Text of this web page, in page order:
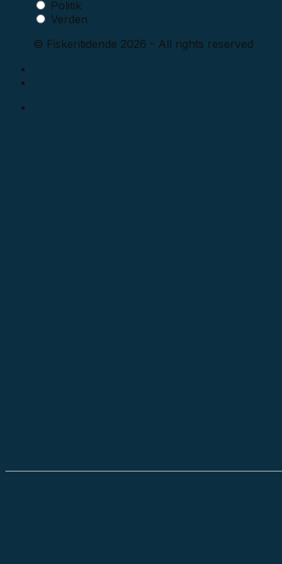
Politik
Verden
© Fiskeritidende 2026 - All rights reserved